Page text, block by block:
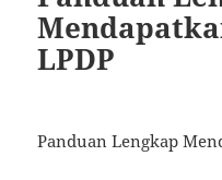
LPDP
Panduan Lengkap